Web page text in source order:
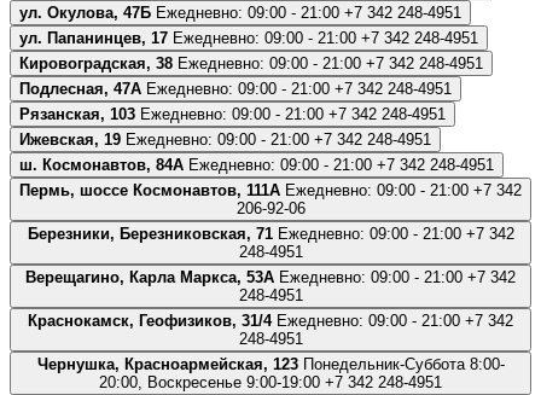
ул. Окулова, 47Б Ежедневно: 09:00 - 21:00 +7 342 248-4951
ул. Папанинцев, 17 Ежедневно: 09:00 - 21:00 +7 342 248-4951
Кировоградская, 38 Ежедневно: 09:00 - 21:00 +7 342 248-4951
Подлесная, 47А Ежедневно: 09:00 - 21:00 +7 342 248-4951
Рязанская, 103 Ежедневно: 09:00 - 21:00 +7 342 248-4951
Ижевская, 19 Ежедневно: 09:00 - 21:00 +7 342 248-4951
ш. Космонавтов, 84А Ежедневно: 09:00 - 21:00 +7 342 248-4951
Пермь, шоссе Космонавтов, 111А Ежедневно: 09:00 - 21:00 +7 342
206-92-06
Березники, Березниковская, 71Ежедневно: 09:00 - 21:00+7 342
248-4951
Верещагино, Карла Маркса, 53А Ежедневно: 09:00 - 21:00 +7 342
248-4951
Краснокамск, Геофизиков, 31/4Ежедневно: 09:00 - 21:00 +7 342
248-4951
Чернушка, Красноармейская, 123Понедельник-Суббота 8:00-
20:00, Воскресенье 9:00-19:00 +7 342 248-4951